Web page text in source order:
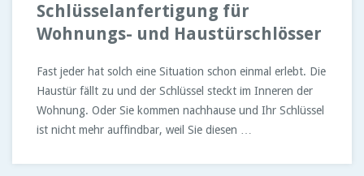
Schlüsselanfertigung für
Wohnungs- und Haustürschlösser
Fast jeder hat solch eine Situation schon einmal erlebt. Die
Haustür fällt zu und der Schlüssel steckt im Inneren der
Wohnung. Oder Sie kommen nachhause und Ihr Schlüssel
ist nicht mehr auffindbar, weil Sie diesen …